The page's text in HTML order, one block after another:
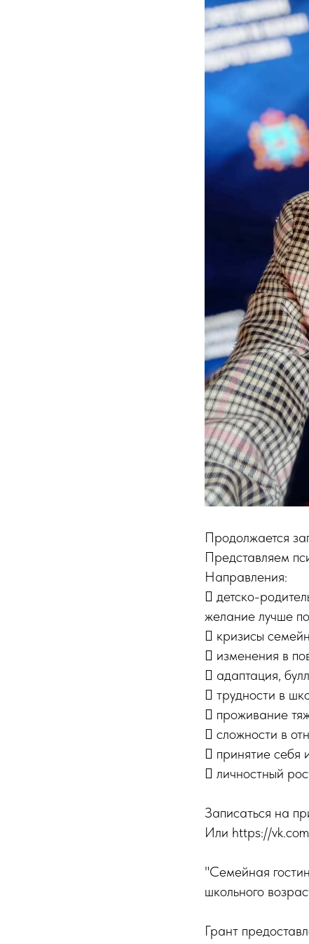
Продолжается
Представляем
Направления:
 детско-
желание лучше
 кризисы
 изменения в
 адаптация,
 трудности в
 проживание
 сложности в
 принятие себя
 личностный
Записаться на
Или https://
"Семейная
школьного
Грант